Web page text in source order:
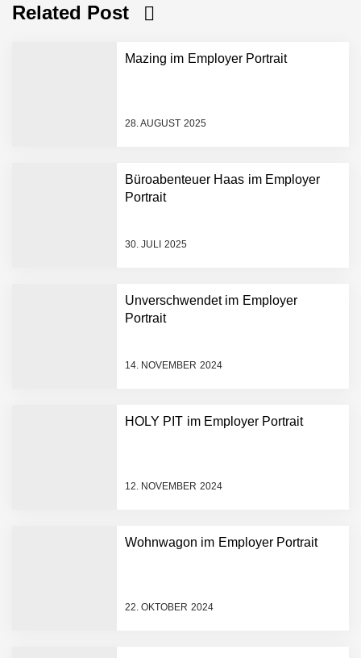
Related Post
Mazing im Employer Portrait
28. AUGUST 2025
Büroabenteuer Haas im Employer
Portrait
30. JULI 2025
Unverschwendet im Employer
Portrait
14. NOVEMBER 2024
HOLY PIT im Employer Portrait
12. NOVEMBER 2024
Wohnwagon im Employer Portrait
22. OKTOBER 2024
Portrait
Tabuthema Schwitzen?
Dieses Salzburger Startup
hat die Lösung!
Fabian Rauch von Crqlar
Crqlar: Wie ein
Manuel Messner von
Mazing: Verwandelt